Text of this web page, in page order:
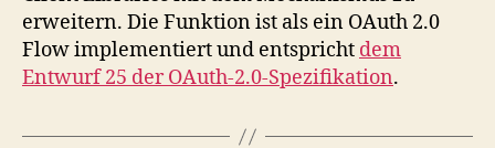
erweitern. Die Funktion ist als ein OAuth 2.0
Flow implementiert und entspricht dem
Entwurf 25 der OAuth-2.0-Spezifikation.